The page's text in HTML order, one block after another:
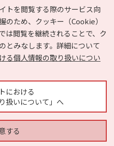
トを閲覧する際のサービス向
のため、クッキー（Cookie）
は閲覧を継続されることで、ク
とみなします。詳細について
る個人情報の取り扱いについ
における
扱いについて」へ
する
するお問い合わせ
All Rights Reserved.